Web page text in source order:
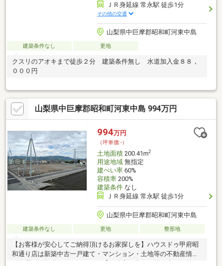
ＪＲ身延線 常永駅 徒歩1分
その他の交通
山梨県中巨摩郡昭和町河東中島
建築条件なし 更地
クスリのアオキまで徒歩２分 建築条件無し 水道加入金８８，
０００円
山梨県中巨摩郡昭和町河東中島 994万円
994万円
（坪単価:-）
土地面積200.41m2
用途地域無指定
建ぺい率60%
容積率200%
建築条件なし
ＪＲ身延線 常永駅 徒歩1分
山梨県中巨摩郡昭和町河東中島
建築条件なし 更地 整形地
【お客様が安心してご納得頂けるお家探しを】ハウスドゥ甲府昭
和通り店は新築中古一戸建て・マンション・土地等の不動産情報